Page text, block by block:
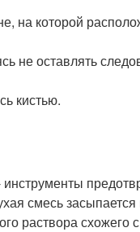
на которой
не оставлять
кистью.
смесь засыпается
раствора схожего